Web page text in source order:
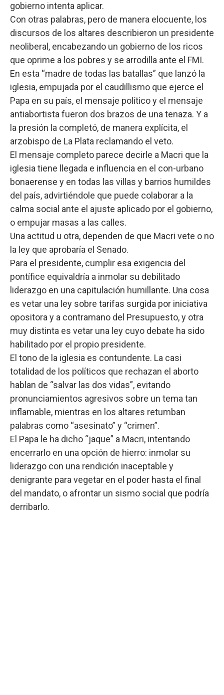
gobierno intenta aplicar.
Con otras palabras, pero de manera elocuente, los
discursos de los altares describieron un presidente
neoliberal, encabezando un gobierno de los ricos
que oprime a los pobres y se arrodilla ante el FMI.
En esta “madre de todas las batallas” que lanzó la
iglesia, empujada por el caudillismo que ejerce el
Papa en su país, el mensaje político y el mensaje
antiabortista fueron dos brazos de una tenaza. Y a
la presión la completó, de manera explícita, el
arzobispo de La Plata reclamando el veto.
El mensaje completo parece decirle a Macri que la
iglesia tiene llegada e influencia en el con-urbano
bonaerense y en todas las villas y barrios humildes
del país, advirtiéndole que puede colaborar a la
calma social ante el ajuste aplicado por el gobierno,
o empujar masas a las calles.
Una actitud u otra, dependen de que Macri vete o no
la ley que aprobaría el Senado.
Para el presidente, cumplir esa exigencia del
pontífice equivaldría a inmolar su debilitado
liderazgo en una capitulación humillante. Una cosa
es vetar una ley sobre tarifas surgida por iniciativa
opositora y a contramano del Presupuesto, y otra
muy distinta es vetar una ley cuyo debate ha sido
habilitado por el propio presidente.
El tono de la iglesia es contundente. La casi
totalidad de los políticos que rechazan el aborto
hablan de “salvar las dos vidas”, evitando
pronunciamientos agresivos sobre un tema tan
inflamable, mientras en los altares retumban
palabras como “asesinato” y “crimen”.
El Papa le ha dicho “jaque” a Macri, intentando
encerrarlo en una opción de hierro: inmolar su
liderazgo con una rendición inaceptable y
denigrante para vegetar en el poder hasta el final
del mandato, o afrontar un sismo social que podría
derribarlo.